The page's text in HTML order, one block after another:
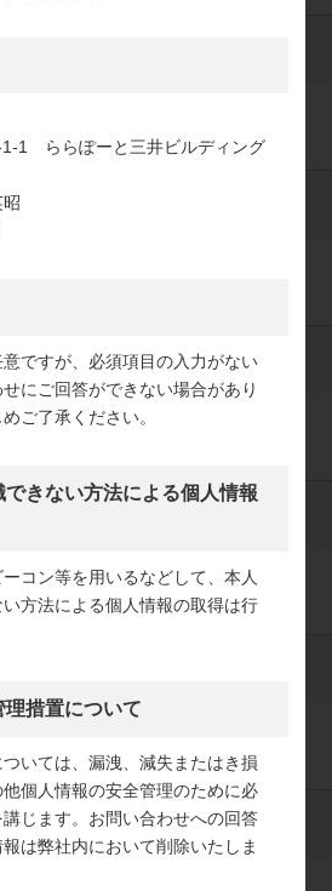
1-1 ららぽーと三井ビルディング
ですが、必須項目の入力がない
にご回答ができない場合があり
ご了承ください。
きない方法による個人情報
コン等を用いるなどして、本人
方法による個人情報の取得は行
措置について
いては、漏洩、減失またはき損
個人情報の安全管理のために必
じます。お問い合わせへの回答
は弊社内において削除いたしま
） 必須